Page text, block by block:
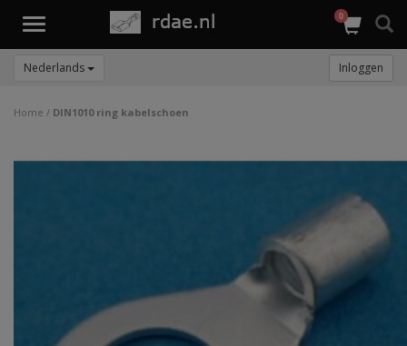
Toggle
0
Nederlands Inloggen
Home / DIN1010 ring kabelschoen